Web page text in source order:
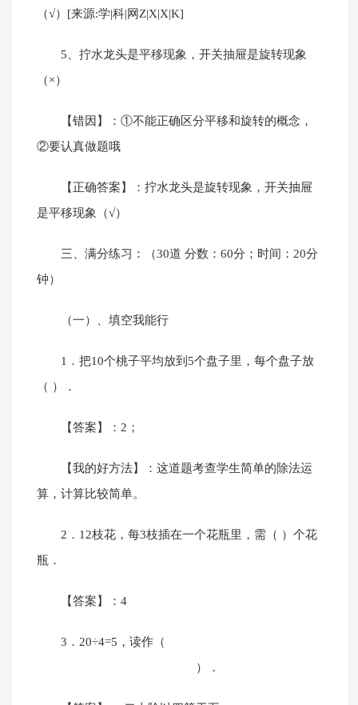
（√）[来源:学|科|网Z|X|X|K]
5、拧水龙头是平移现象，开关抽屉是旋转现象
（×）
【错因】：①不能正确区分平移和旋转的概念，
②要认真做题哦
【正确答案】：拧水龙头是旋转现象，开关抽屉
是平移现象（√）
三、满分练习：（30道 分数：60分；时间：20分
钟）
（一）、填空我能行
1．把10个桃子平均放到5个盘子里，每个盘子放
（ ）．
【答案】：2；
【我的好方法】：这道题考查学生简单的除法运
算，计算比较简单。
2．12枝花，每3枝插在一个花瓶里，需（ ）个花
瓶．
【答案】：4
3．20÷4=5，读作（
）．